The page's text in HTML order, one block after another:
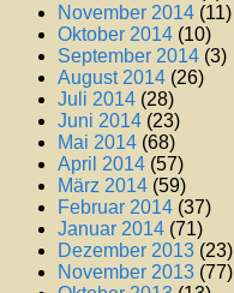
November 2014 (11)
Oktober 2014 (10)
September 2014 (3)
August 2014 (26)
Juli 2014 (28)
Juni 2014 (23)
Mai 2014 (68)
April 2014 (57)
März 2014 (59)
Februar 2014 (37)
Januar 2014 (71)
Dezember 2013 (23)
November 2013 (77)